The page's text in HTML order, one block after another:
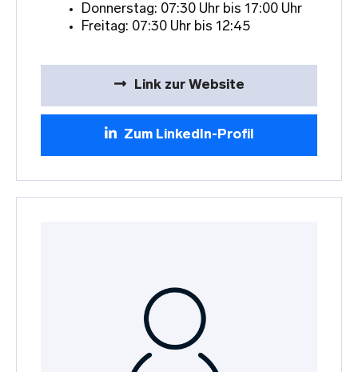
Donnerstag: 07:30 Uhr bis 17:00 Uhr
Freitag: 07:30 Uhr bis 12:45
Link zur Website
Zum LinkedIn-Profil